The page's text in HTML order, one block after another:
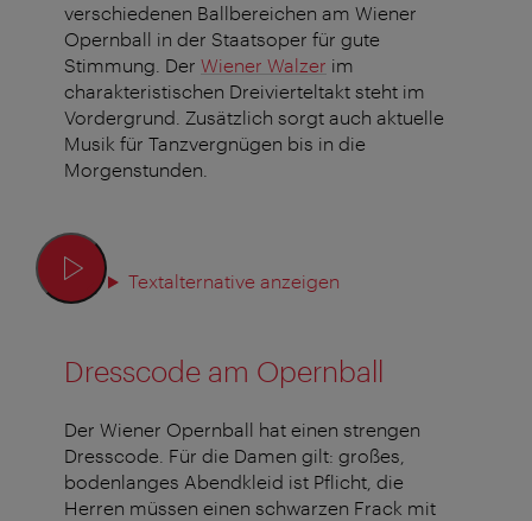
verschiedenen Ballbereichen am Wiener
Opernball in der Staatsoper für gute
Stimmung. Der Wiener Walzer im
charakteristischen Dreivierteltakt steht im
Vordergrund. Zusätzlich sorgt auch aktuelle
Musik für Tanzvergnügen bis in die
Morgenstunden.
Textalternative anzeigen
Dresscode am Opernball
Der Wiener Opernball hat einen strengen
Dresscode. Für die Damen gilt: großes,
bodenlanges Abendkleid ist Pflicht, die
Herren müssen einen schwarzen Frack mit